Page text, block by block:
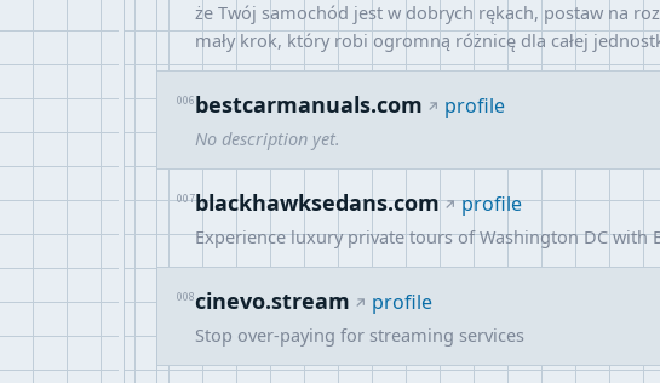
że Twój samochód jest w dobrych rękach, postaw na
mały krok, który robi ogromną różnicę dla całej
006bestcarmanuals.com profile
No description yet.
007blackhawksedans.com profile
Experience luxury private tours of Washington DC
008cinevo.stream profile
Stop over-paying for streaming services